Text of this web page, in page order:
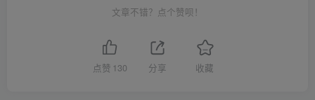
文章不错？点个赞呗！
点赞 130 分享 收藏